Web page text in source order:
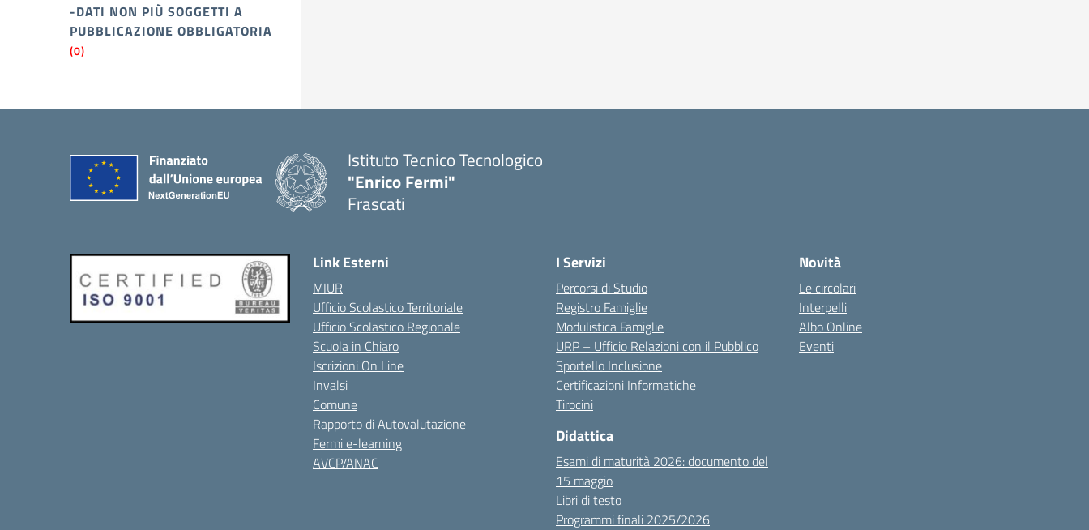
-DATI NON PIÙ SOGGETTI A
PUBBLICAZIONE OBBLIGATORIA
(0)
Istituto Tecnico Tecnologico
"Enrico Fermi"
Frascati
Link Esterni
MIUR
Ufficio Scolastico Territoriale
Ufficio Scolastico Regionale
Scuola in Chiaro
Iscrizioni On Line
Invalsi
Comune
Rapporto di Autovalutazione
Fermi e-learning
AVCP/ANAC
I Servizi
Percorsi di Studio
Registro Famiglie
Modulistica Famiglie
URP – Ufficio Relazioni con il Pubblico
Sportello Inclusione
Certificazioni Informatiche
Tirocini
Didattica
Esami di maturità 2026: documento del
15 maggio
Libri di testo
Programmi finali 2025/2026
Novità
Le circolari
Interpelli
Albo Online
Eventi